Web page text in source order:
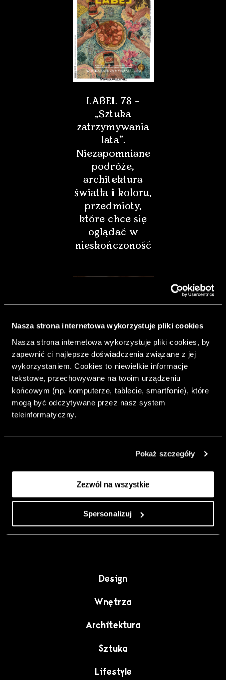
Nasza strona internetowa wykorzystuje pliki cookies
Nasza strona internetowa wykorzystuje pliki cookies, by
zapewnić ci najlepsze doświadczenia związane z jej
wykorzystaniem. Cookies to niewielkie informacje
tekstowe, przechowywane na twoim urządzeniu
końcowym (np. komputerze, tablecie, smartfonie), które
mogą być odczytywane przez nasz system
teleinformatyczny.
Pokaż szczegóły
Zezwól na wszystkie
Spersonalizuj
LABEL 78 –
„Sztuka
zatrzymywania
lata”.
Niezapomniane
podróże,
architektura
światła i koloru,
przedmioty,
które chce się
oglądać w
nieskończoność
& Living 40.
„Dom bardziej
Twój. Odważ się
urządzić go
rzemiosło jako
punkt wyjścia
do wnętrz
pełnych
charakteru”.
Design
Wnętrza
Architektura
Sztuka
Lifestyle